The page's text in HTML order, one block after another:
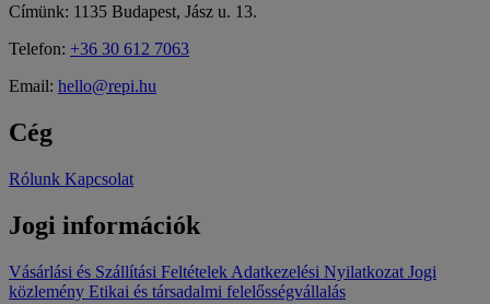
Címünk: 1135 Budapest, Jász u. 13.
Telefon: +36 30 612 7063
Email: hello@repi.hu
Cég
Rólunk Kapcsolat
Jogi információk
Vásárlási és Szállítási Feltételek Adatkezelési Nyilatkozat Jogi
közlemény Etikai és társadalmi felelősségvállalás